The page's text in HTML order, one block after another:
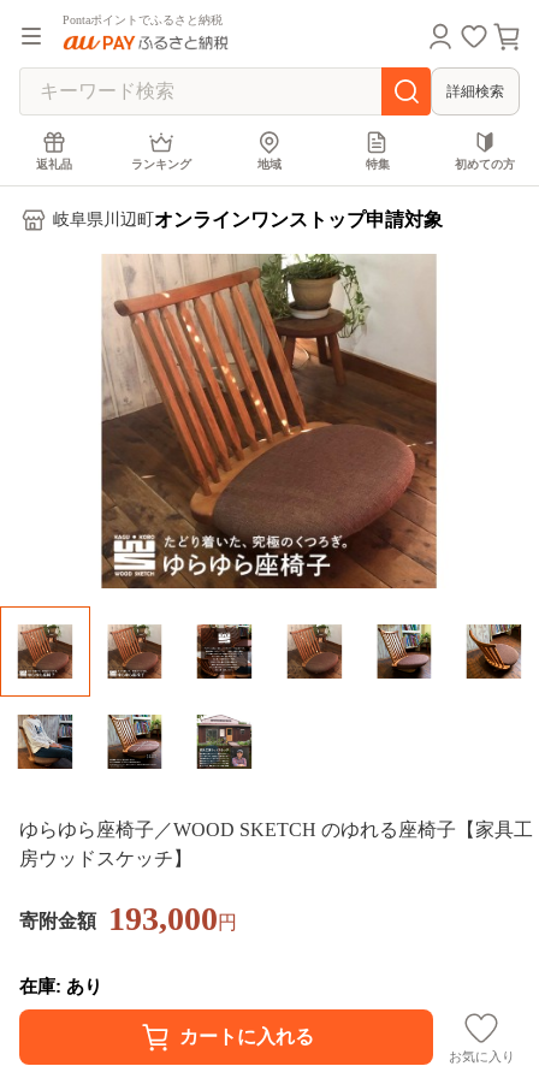
Pontaポイントでふるさと納税
詳細検索
返礼品 ランキング 地域 特集 初めての方
岐阜県川辺町 オンラインワンストップ申請対象
ゆらゆら座椅子／WOOD SKETCH のゆれる座椅子【家具工
房ウッドスケッチ】
寄附金額 193,000円
在庫: あり
お気に入り